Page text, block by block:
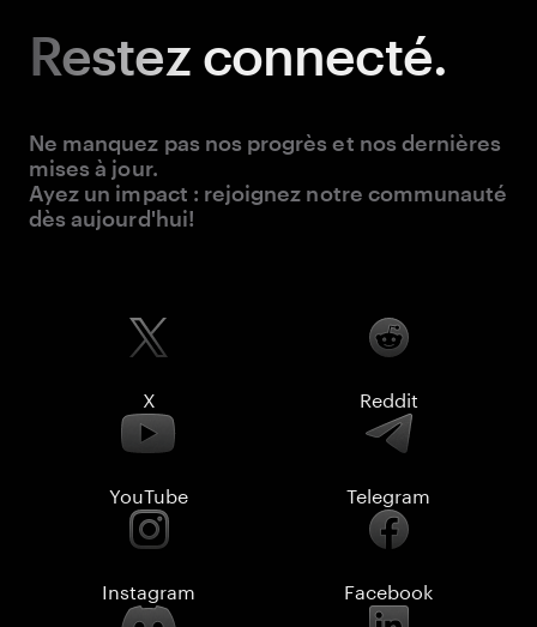
Restezconnecté.
Ne manquez pas nos progrès et nos dernières
mises à jour.
Ayez un impact : rejoignez notre communauté
dès aujourd'hui!
X Reddit
YouTube Telegram
Instagram Facebook